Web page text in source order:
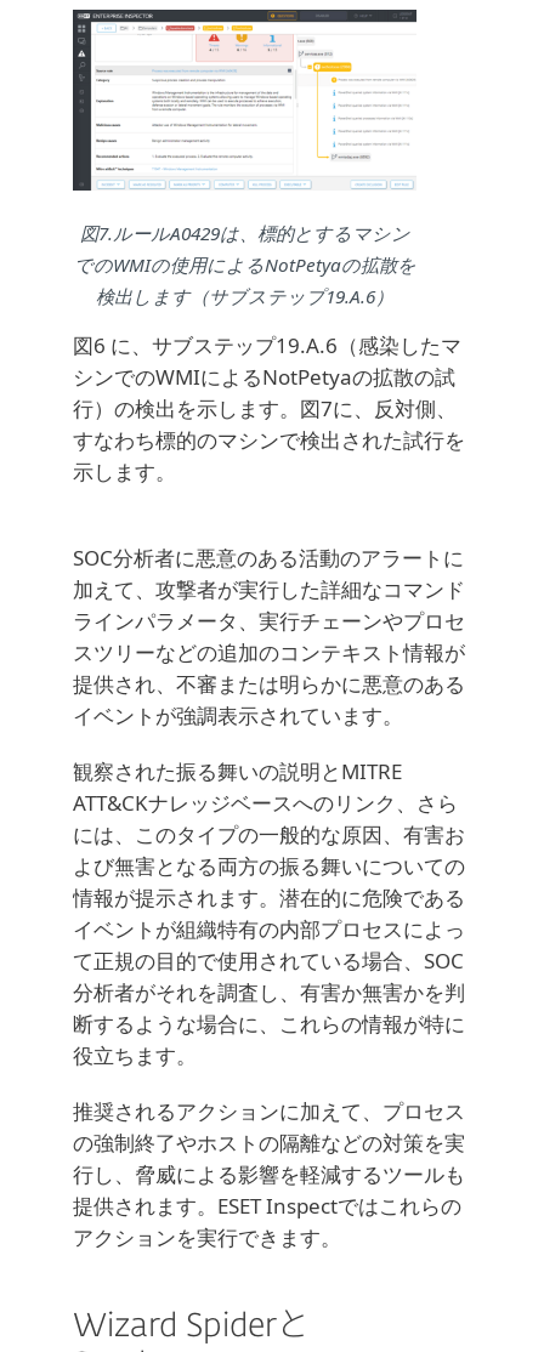
図7.ルールA0429は、標的とするマシン
でのWMIの使用によるNotPetyaの拡散を
検出します（サブステップ19.A.6）
図6 に、サブステップ19.A.6（感染したマ
シンでのWMIによるNotPetyaの拡散の試
行）の検出を示します。図7に、反対側、
すなわち標的のマシンで検出された試行を
示します。
SOC分析者に悪意のある活動のアラートに
加えて、攻撃者が実行した詳細なコマンド
ラインパラメータ、実行チェーンやプロセ
スツリーなどの追加のコンテキスト情報が
提供され、不審または明らかに悪意のある
イベントが強調表示されています。
観察された振る舞いの説明とMITRE
ATT&CKナレッジベースへのリンク、さら
には、このタイプの一般的な原因、有害お
よび無害となる両方の振る舞いについての
情報が提示されます。潜在的に危険である
イベントが組織特有の内部プロセスによっ
て正規の目的で使用されている場合、SOC
分析者がそれを調査し、有害か無害かを判
断するような場合に、これらの情報が特に
役立ちます。
推奨されるアクションに加えて、プロセス
の強制終了やホストの隔離などの対策を実
行し、脅威による影響を軽減するツールも
提供されます。ESET Inspectではこれらの
アクションを実行できます。
Wizard Spiderと